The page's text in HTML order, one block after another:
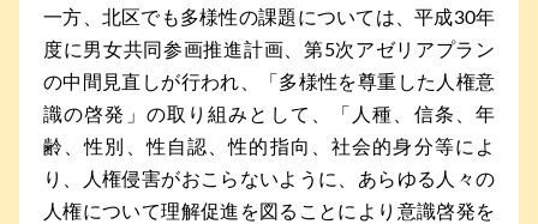
一方、北区でも多様性の課題については、平成30年
度に男女共同参画推進計画、第5次アゼリアプラン
の中間見直しが行われ、「多様性を尊重した人権意
識の啓発」の取り組みとして、「人種、信条、年
齢、性別、性自認、性的指向、社会的身分等によ
り、人権侵害がおこらないように、あらゆる人々の
人権について理解促進を図ることにより意識啓発を